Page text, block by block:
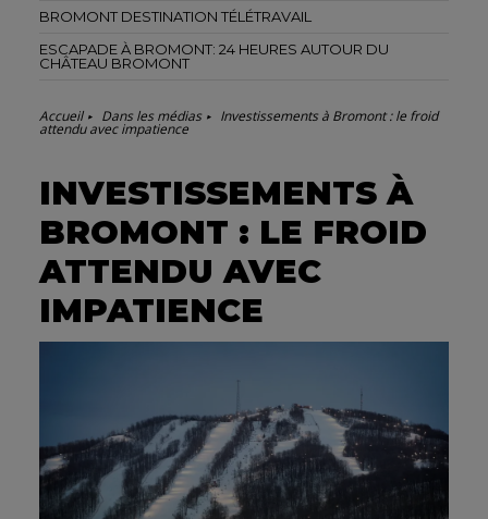
BROMONT DESTINATION TÉLÉTRAVAIL
ESCAPADE À BROMONT: 24 HEURES AUTOUR DU
CHÂTEAU BROMONT
Accueil Dans les médias Investissements à Bromont : le froid
attendu avec impatience
INVESTISSEMENTS À
BROMONT : LE FROID
ATTENDU AVEC
IMPATIENCE